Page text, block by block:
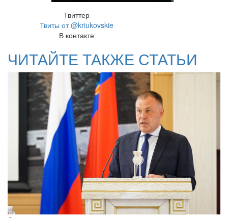
Твиттер
Твиты от @kriukovskie
В контакте
ЧИТАЙТЕ ТАКЖЕ СТАТЬИ